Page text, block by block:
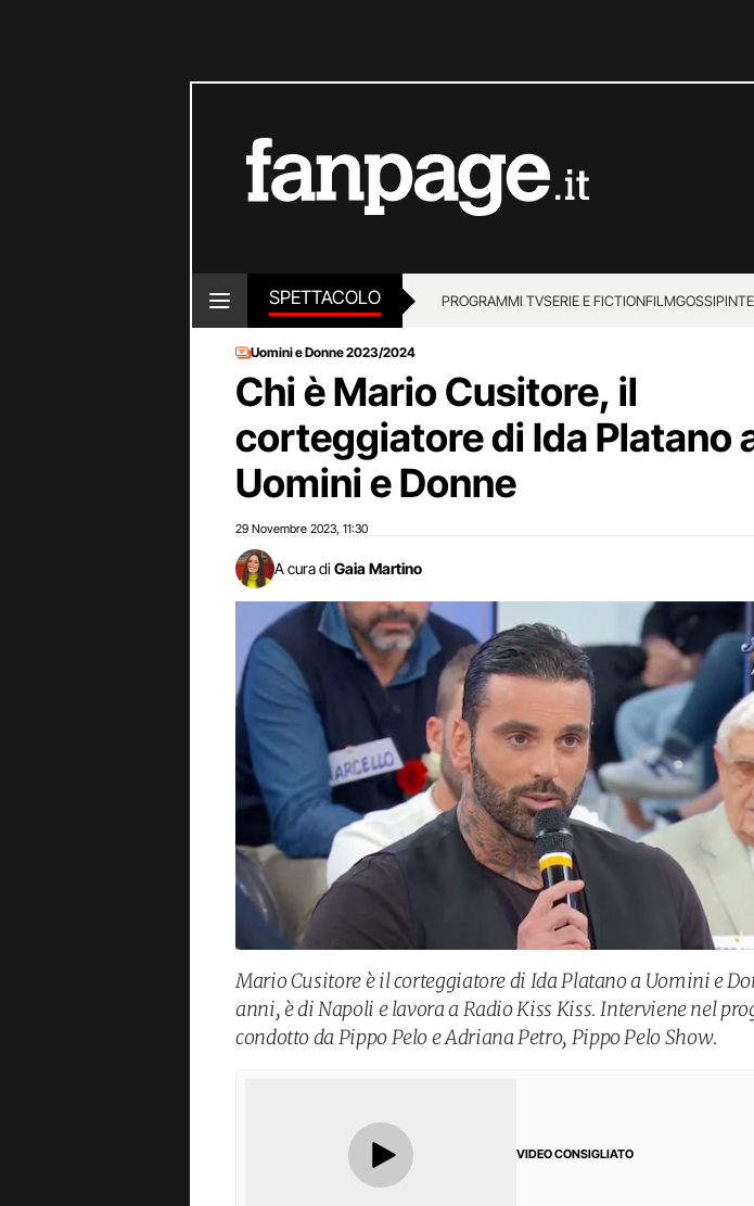
SPETTACOLO PROGRAMMI TVSERIE E FICTIONFILMGOSSIP
Uomini e Donne 2023/2024
Chi è Mario Cusitore, il
corteggiatore di Ida Platano
Uomini e Donne
29 Novembre 2023 11:30
A cura di Gaia Martino
Mario Cusitore è il corteggiatore di Ida Platano a Uomini e
anni, è di Napoli e lavora a Radio Kiss Kiss. Interviene nel
condotto da Pippo Pelo e Adriana Petro, Pippo Pelo Show.
VIDEO CONSIGLIATO